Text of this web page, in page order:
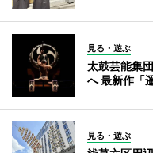
見る・遊ぶ
太鼓芸能集
へ 最新作「
見る・遊ぶ